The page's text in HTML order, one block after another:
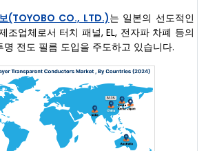
(TOYOBO CO., LTD.)는 일본의 선도적인
조업체로서 터치 패널, EL, 전자파 차폐 등의
명 전도 필름 도입을 주도하고 있습니다.